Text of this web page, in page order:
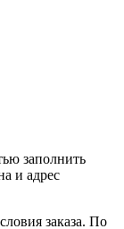
заполнить
и адрес
заказа. По